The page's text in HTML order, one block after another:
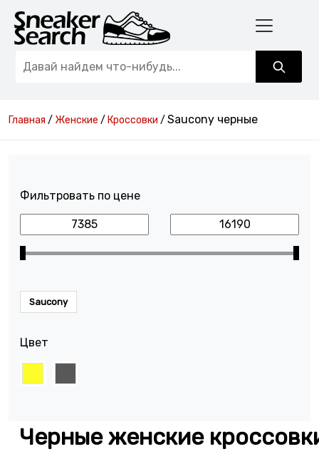
Главная / Женские / Кроссовки / Saucony черные
Черные женские
Фильтровать по цене
Saucony
Цвет